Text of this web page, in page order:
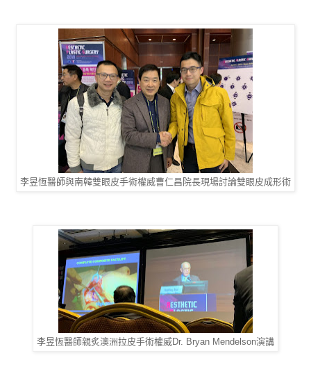
李昱恆醫師與南韓雙眼皮手術權威曹仁昌院長現場討論雙眼皮成形術
李昱恆醫師親炙澳洲拉皮手術權威Dr. Bryan Mendelson演講